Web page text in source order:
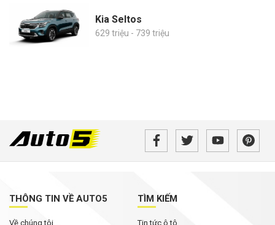
Kia Seltos
629 triệu - 739 triệu
THÔNG TIN VỀ AUTO5
Về chúng tôi
TÌM KIẾM
Tin tức ô tô